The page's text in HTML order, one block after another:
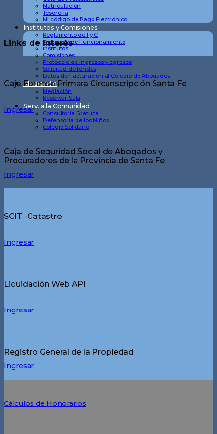
Matriculación
Tesorería
Mi código de Pago Electrónico
Institutos y Comisiones
Reglamento de I y C
Protocolo de Funcionamiento
Institutos
Comisiones
Protocolo de ingresos y egresos
Solicitud de fondos
Datos de Facturación al Colegio de Abogados
Mediación
Mediación
Reservar Sala
Serv. a la Comunidad
Consultoría Gratuita
Defensoría de los Niños
Colegio Solidario
Links de Interés
Caja Forense Primera Circunscripción Santa Fe
Ingresar
Caja de Seguridad Social de Abogados y
Procuradores de la Provincia de Santa Fe
Ingresar
SCIT -Catastro
Ingresar
Liquidación Web API
Ingresar
Registro General de la Propiedad
Ingresar
Cálculos de Honorarios